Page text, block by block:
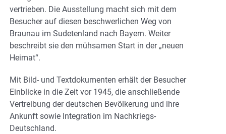
vertrieben. Die Ausstellung macht sich mit dem
Besucher auf diesen beschwerlichen Weg von
Braunau im Sudetenland nach Bayern. Weiter
beschreibt sie den mühsamen Start in der „neuen
Heimat“.
Mit Bild- und Textdokumenten erhält der Besucher
Einblicke in die Zeit vor 1945, die anschließende
Vertreibung der deutschen Bevölkerung und ihre
Ankunft sowie Integration im Nachkriegs-
Deutschland.